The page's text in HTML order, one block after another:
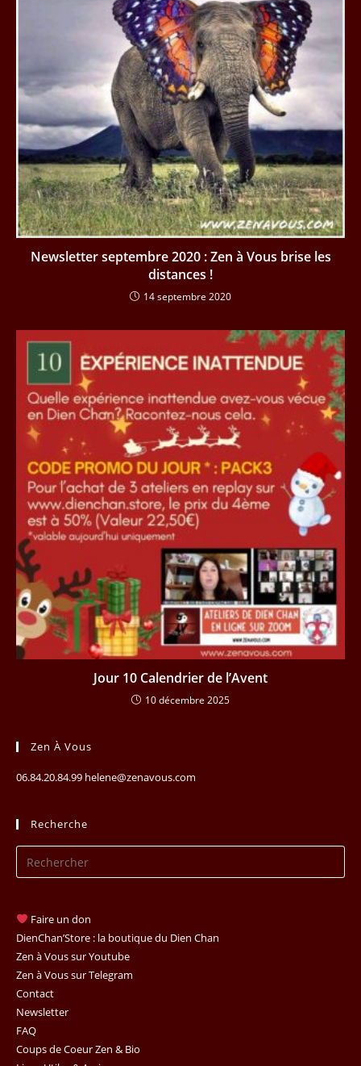
Newsletter septembre 2020 : Zen à Vous brise les
distances !
14 septembre 2020
Jour 10 Calendrier de l’Avent
10 décembre 2025
Zen À Vous
06.84.20.84.99 helene@zenavous.com
Recherche
Faire un don
DienChan’Store : la boutique du Dien Chan
Zen à Vous sur Youtube
Zen à Vous sur Telegram
Contact
Newsletter
FAQ
Coups de Coeur Zen & Bio